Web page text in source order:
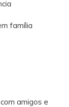
família
amigos e